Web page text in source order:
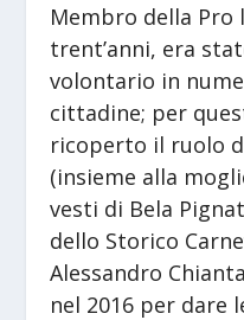
Membro della
trent’anni, era
volontario in
cittadine; per
ricoperto il ruolo
(insieme alla
vesti di Bela
dello Storico
Alessandro
nel 2016 per dare